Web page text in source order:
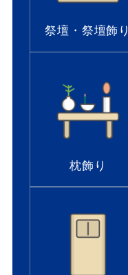
祭壇・祭壇飾り
枕飾り